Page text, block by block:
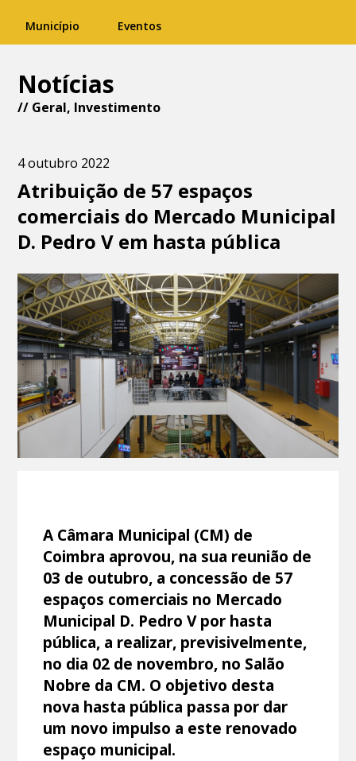
Município Eventos
Notícias
// Geral, Investimento
4 outubro 2022
Atribuição de 57 espaços
comerciais do Mercado Municipal
D. Pedro V em hasta pública
A Câmara Municipal (CM) de
Coimbra aprovou, na sua reunião de
03 de outubro, a concessão de 57
espaços comerciais no Mercado
Municipal D. Pedro V por hasta
pública, a realizar, previsivelmente,
no dia 02 de novembro, no Salão
Nobre da CM. O objetivo desta
nova hasta pública passa por dar
um novo impulso a este renovado
espaço municipal.